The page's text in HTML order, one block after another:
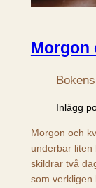
Morgon
Inlägg
Morgon och
underbar liten
skildrar två
som verkligen